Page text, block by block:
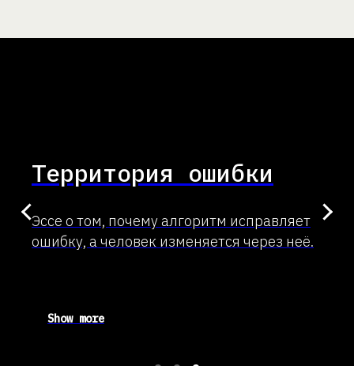
Территория ошибки
Эссе о том, почему алгоритм исправляет
ошибку, а человек изменяется через неё.
Show more